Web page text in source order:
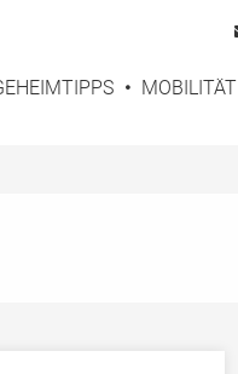
MOBILITÄT